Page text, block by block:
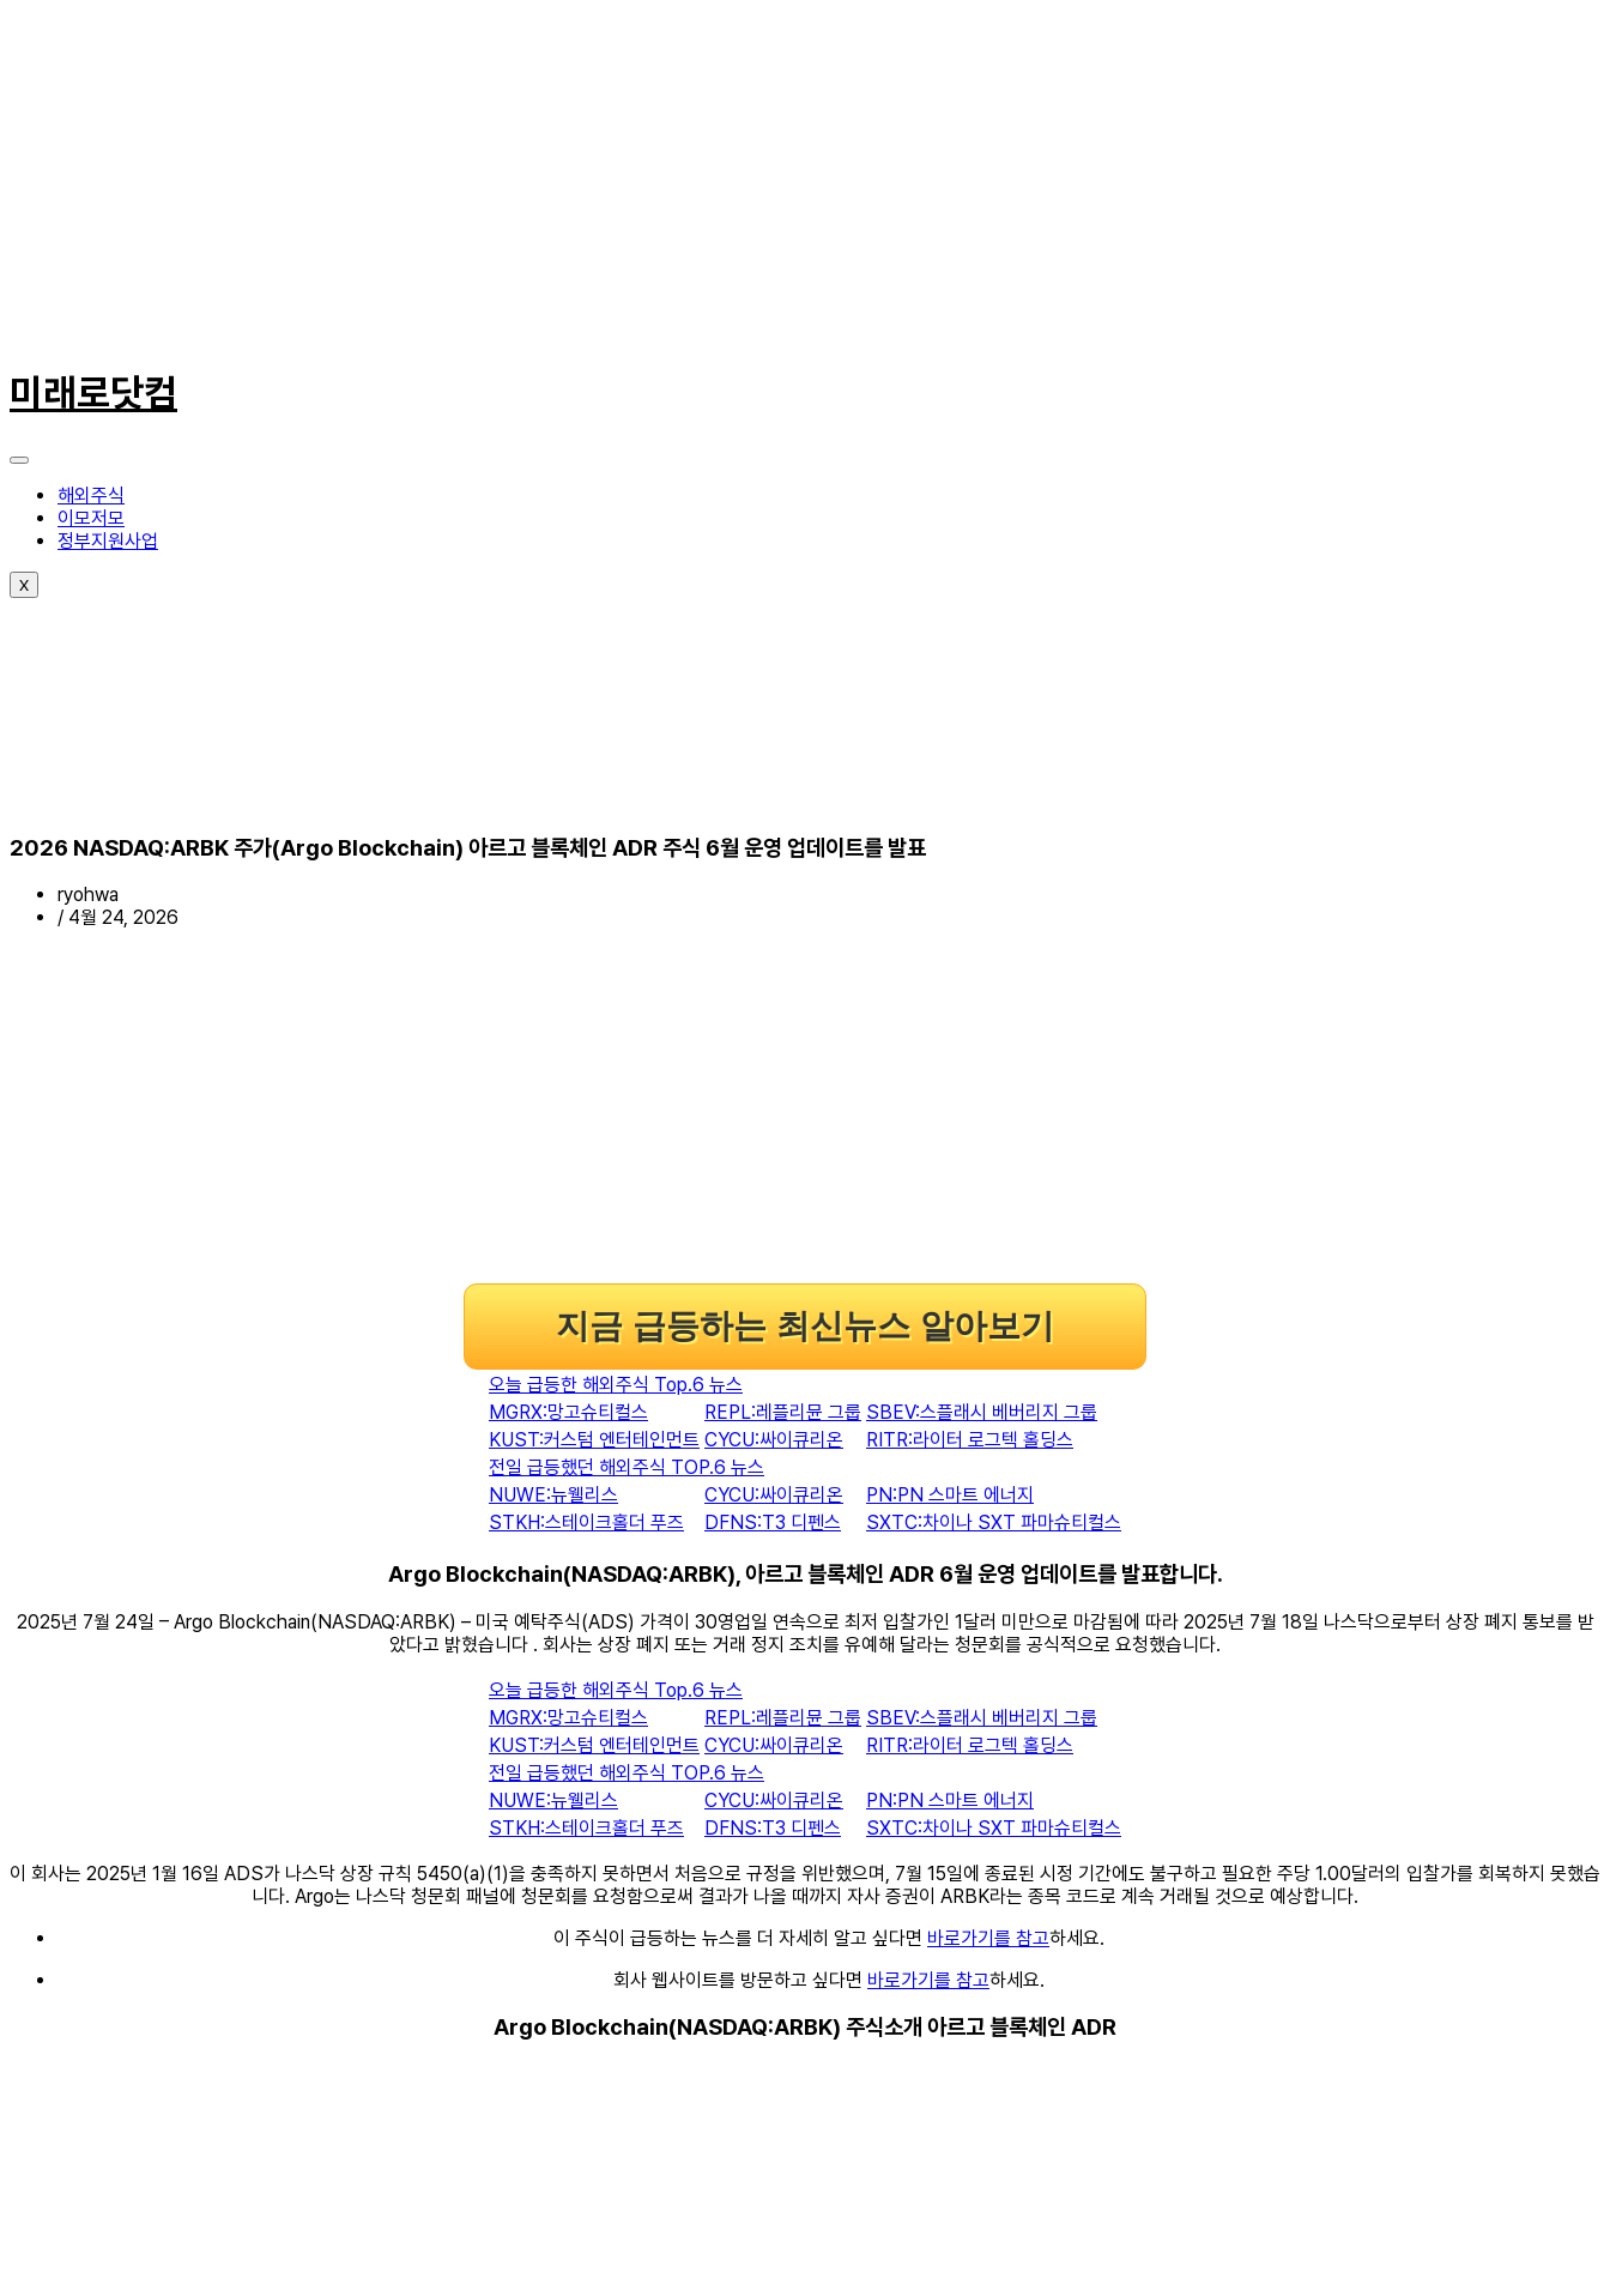
텐
츠
너
미래로닷컴
해외주식
이모저모
정부지원사업
X
2026 NASDAQ:ARBK 주가(Argo Blockchain) 아르고 블록체인 ADR 주식 6월 운영 업데이트를 발표
ryohwa
/ 4월 24, 2026
지금 급등하는 최신뉴스 알아보기
오늘 급등한 해외주식 Top.6 뉴스
MGRX:망고슈티컬스
REPL:레플리뮨 그룹 SBEV:스플래시 베버리지 그룹
KUST:커스텀 엔터테인먼트 CYCU:싸이큐리온
RITR:라이터 로그텍 홀딩스
전일 급등했던 해외주식 TOP.6 뉴스
NUWE:뉴웰리스
CYCU:싸이큐리온
PN:PN 스마트 에너지
STKH:스테이크홀더 푸즈
DFNS:T3 디펜스 SXTC:차이나 SXT 파마슈티컬스
Argo Blockchain(NASDAQ:ARBK), 아르고 블록체인 ADR 6월 운영 업데이트를 발표합니다.
2025년 7월 24일 – Argo Blockchain(NASDAQ:ARBK) – 미국 예탁주식(ADS) 가격이 30영업일 연속으로 최저 입찰가인 1달러 미만으로 마감됨에 따라 2025년 7월 18일 나스닥으로부터 상장 폐지 통보를 받
았다고 밝혔습니다 . 회사는 상장 폐지 또는 거래 정지 조치를 유예해 달라는 청문회를 공식적으로 요청했습니다.
오늘 급등한 해외주식 Top.6 뉴스
MGRX:망고슈티컬스
REPL:레플리뮨 그룹 SBEV:스플래시 베버리지 그룹
KUST:커스텀 엔터테인먼트 CYCU:싸이큐리온
RITR:라이터 로그텍 홀딩스
전일 급등했던 해외주식 TOP.6 뉴스
NUWE:뉴웰리스
CYCU:싸이큐리온
PN:PN 스마트 에너지
STKH:스테이크홀더 푸즈
DFNS:T3 디펜스
SXTC:차이나 SXT 파마슈티컬스
이 회사는 2025년 1월 16일 ADS가 나스닥 상장 규칙 5450(a)(1)을 충족하지 못하면서 처음으로 규정을 위반했으며, 7월 15일에 종료된 시정 기간에도 불구하고 필요한 주당 1.00달러의 입찰가를 회복하지 못했습
니다. Argo는 나스닥 청문회 패널에 청문회를 요청함으로써 결과가 나올 때까지 자사 증권이 ARBK라는 종목 코드로 계속 거래될 것으로 예상합니다.
이 주식이 급등하는 뉴스를 더 자세히 알고 싶다면 바로가기를 참고하세요.
회사 웹사이트를 방문하고 싶다면 바로가기를 참고하세요.
Argo Blockchain(NASDAQ:ARBK) 주식소개 아르고 블록체인 ADR